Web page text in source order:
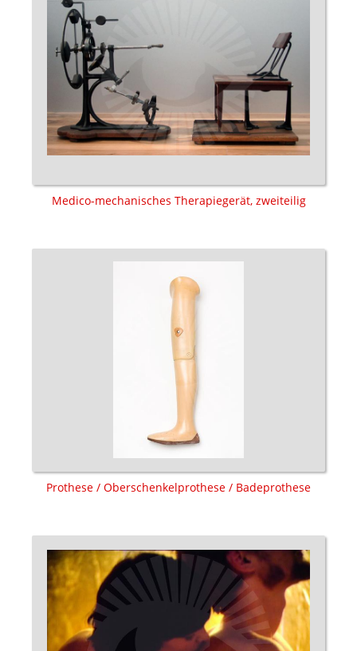
Medico-mechanisches Therapiegerät, zweiteilig
Prothese / Oberschenkelprothese / Badeprothese